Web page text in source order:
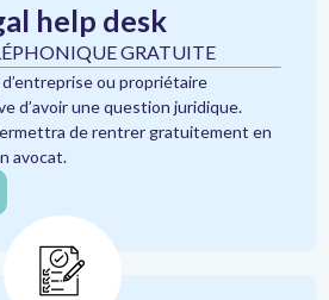
help desk
GRATUITE
ou propriétaire
d’avoir une question juridique.
de rentrer gratuitement en
avocat.